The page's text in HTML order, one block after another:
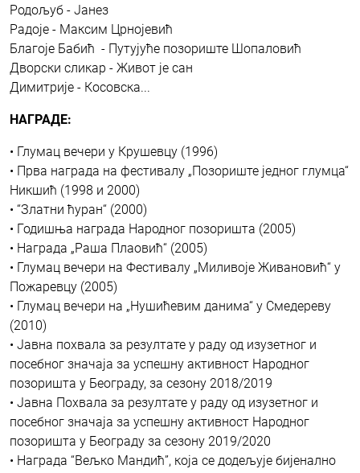
Родољуб - Јанез
Радоје - Максим Црнојевић
Благоје Бабић - Путујуће позориште Шопаловић
Дворски сликар - Живот је сан
Димитрије - Косовска...
НАГРАДЕ:
• Глумац вечери у Крушевцу (1996)
• Прва награда на фестивалу „Позориште једног глумца“
Никшић (1998 и 2000)
• “Златни ћуран“ (2000)
• Годишња награда Народног позоришта (2005)
• Награда „Раша Плаовић“ (2005)
• Глумац вечери на Фестивалу „Миливоје Живановић“ у
Пожаревцу (2005)
• Глумац вечери на „Нушићевим данима“ у Смедереву
(2010)
• Јавна похвала за резултате у раду од изузетног и
посебног значаја за успешну активност Народног
позоришта у Београду, за сезону 2018/2019
• Јавна Похвала за резултате у раду од изузетног и
посебног значаја за успешну активност Народног
позоришта у Београду за сезону 2019/2020
• Награда “Вељко Мандић”, која се додељује бијенално